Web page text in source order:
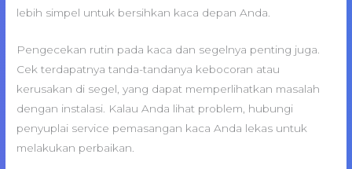
lebih simpel untuk bersihkan kaca depan Anda.
Pengecekan rutin pada kaca dan segelnya penting juga.
Cek terdapatnya tanda-tandanya kebocoran atau
kerusakan di segel, yang dapat memperlihatkan masalah
dengan instalasi. Kalau Anda lihat problem, hubungi
penyuplai service pemasangan kaca Anda lekas untuk
melakukan perbaikan.